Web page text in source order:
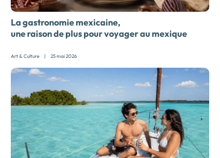
La gastronomie mexicaine,
une raison de plus pour voyager au mexique
Art & Culture | 25 mai 2026